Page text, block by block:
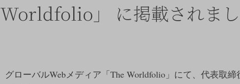
Worldfolio」 に掲載されま
グローバルWebメディア「The Worldfolio」にて、代表取